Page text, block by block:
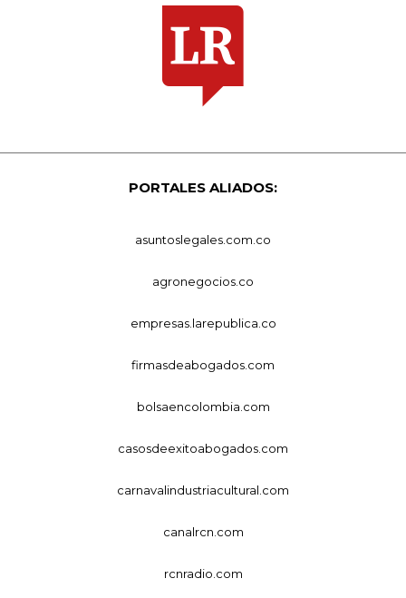
PORTALES ALIADOS:
asuntoslegales.com.co
agronegocios.co
empresas.larepublica.co
firmasdeabogados.com
bolsaencolombia.com
casosdeexitoabogados.com
carnavalindustriacultural.com
canalrcn.com
rcnradio.com